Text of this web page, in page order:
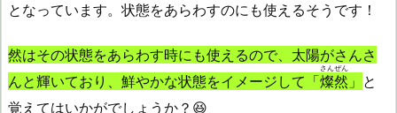
となっています。状態をあらわすのにも使えるそうです！
然はその状態をあらわす時にも使えるので、太陽がさんさ
んと輝いており、鮮やかな状態をイメージして「燦然
さんぜん
」 と
覚えてはいかがでしょうか？😆